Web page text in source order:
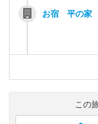
お宿 平の家
この